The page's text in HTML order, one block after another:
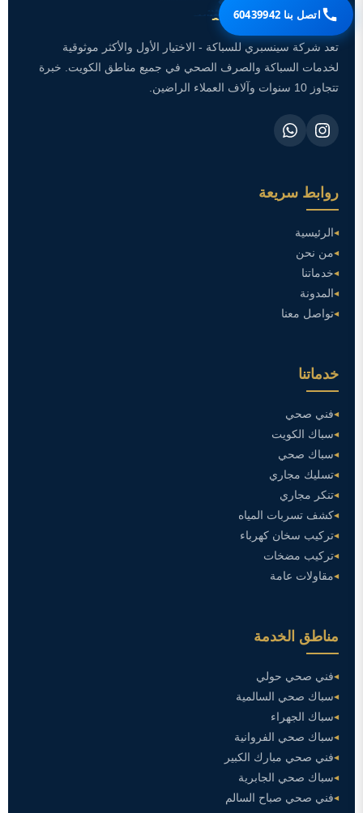
تعد شركة سينسبري للسباكة - الاختيار الأول والأكثر موثوقية
لخدمات السباكة والصرف الصحي في جميع مناطق الكويت. خبرة
تتجاوز 10 سنوات وآلاف العملاء الراضين.
روابط سريعة
الرئيسية
من نحن
خدماتنا
المدونة
تواصل معنا
خدماتنا
فني صحي
سباك الكويت
سباك صحي
تسليك مجاري
تنكر مجاري
كشف تسربات المياه
تركيب سخان كهرباء
تركيب مضخات
مقاولات عامة
مناطق الخدمة
فني صحي حولي
سباك صحي السالمية
سباك الجهراء
سباك صحي الفروانية
فني صحي مبارك الكبير
سباك صحي الجابرية
فني صحي صباح السالم
اتصل بنا 60439942